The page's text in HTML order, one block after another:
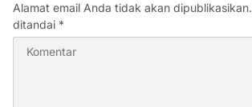
Alamat email Anda tidak akan dipublikasikan.
ditandai *